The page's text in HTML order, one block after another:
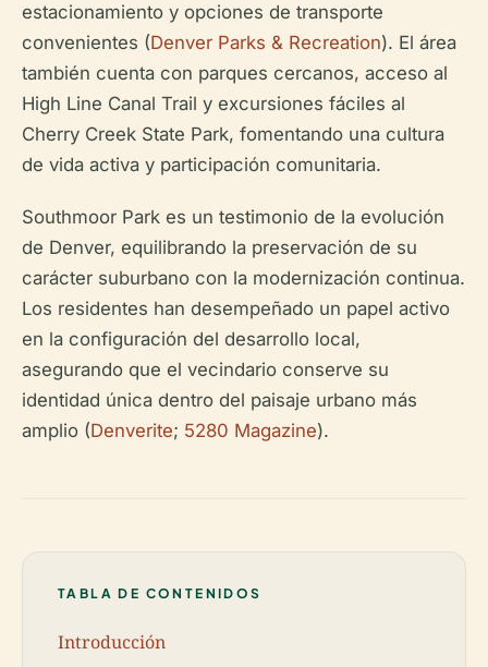
estacionamiento y opciones de transporte
convenientes (Denver Parks & Recreation). El área
también cuenta con parques cercanos, acceso al
High Line Canal Trail y excursiones fáciles al
Cherry Creek State Park, fomentando una cultura
de vida activa y participación comunitaria.
Southmoor Park es un testimonio de la evolución
de Denver, equilibrando la preservación de su
carácter suburbano con la modernización continua.
Los residentes han desempeñado un papel activo
en la configuración del desarrollo local,
asegurando que el vecindario conserve su
identidad única dentro del paisaje urbano más
amplio (Denverite; 5280 Magazine).
TABLA DE CONTENIDOS
Introducción